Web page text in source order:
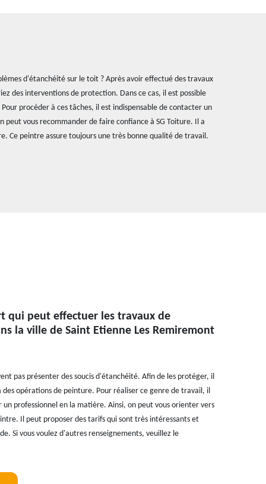
d'étanchéité sur le toit ? Après avoir effectué des travaux
des interventions de protection. Dans ce cas, il est possible
procéder à ces tâches, il est indispensable de contacter un
peut vous recommander de faire confiance à SG Toiture. Il a
Ce peintre assure toujours une très bonne qualité de travail.
qui peut effectuer les travaux de
la ville de Saint Etienne Les Remiremont
pas présenter des soucis d'étanchéité. Afin de les protéger, il
des opérations de peinture. Pour réaliser ce genre de travail, il
professionnel en la matière. Ainsi, on peut vous orienter vers
Il peut proposer des tarifs qui sont très intéressants et
Si vous voulez d'autres renseignements, veuillez le